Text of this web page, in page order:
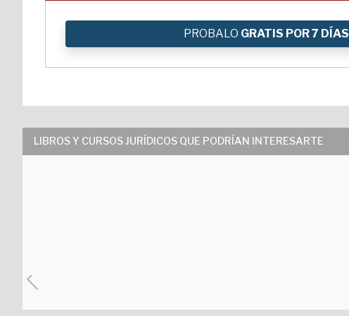
PROBALO GRATIS POR 7 DÍAS
LIBROS Y CURSOS JURÍDICOS QUE PODRÍAN INTERESARTE